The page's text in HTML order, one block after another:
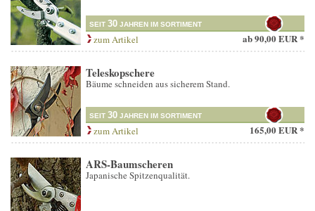
SEIT 30 JAHREN IM SORTIMENT
zum Artikel ab90,00 EUR *
Teleskopschere
Bäume schneiden aus sicherem Stand.
SEIT 30 JAHREN IM SORTIMENT
zum Artikel 165,00 EUR *
ARS-Baumscheren
Japanische Spitzenqualität.